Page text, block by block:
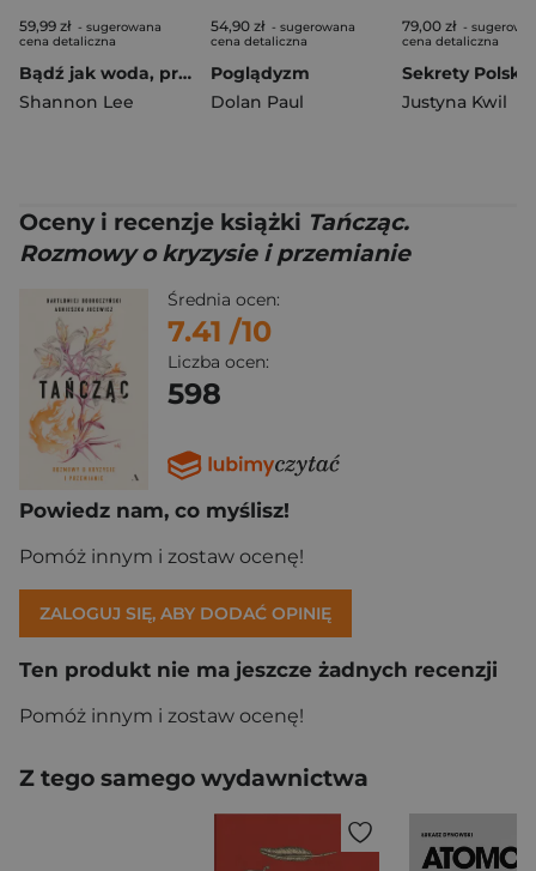
59,99 zł - sugerowana
cena detaliczna
Bądź jak woda, przyjacielu
Shannon Lee
54,90 zł - sugerowana
cena detaliczna
Poglądyzm
Dolan Paul
79,00 zł -
cena detaliczna
Justyna Kwil
Oceny i recenzje książki Tańcząc.
Rozmowy o kryzysie i przemianie
Średnia ocen:
7.41 /10
Liczba ocen:
598
Powiedz nam, co myślisz!
Pomóż innym i zostaw ocenę!
ZALOGUJ SIĘ, ABY DODAĆ OPINIĘ
Ten produkt nie ma jeszcze żadnych recenzji
Pomóż innym i zostaw ocenę!
Z tego samego wydawnictwa